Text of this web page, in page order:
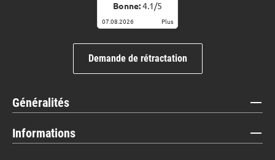
Bonne:4.1/5
07.08.2026 Plus
Demande de rétractation
Généralités
Informations